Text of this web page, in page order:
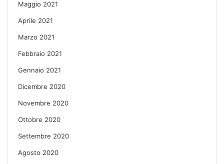
Maggio 2021
Aprile 2021
Marzo 2021
Febbraio 2021
Gennaio 2021
Dicembre 2020
Novembre 2020
Ottobre 2020
Settembre 2020
Agosto 2020